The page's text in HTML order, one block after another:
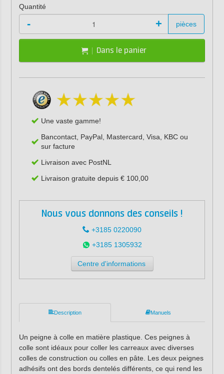
Quantité
- + pièces
Dans le panier
Une vaste gamme!
Bancontact, PayPal, Mastercard, Visa, KBC ou
sur facture
Livraison avec PostNL
Livraison gratuite depuis € 100,00
Nous vous donnons des conseils !
+3185 0220090
+3185 1305932
Centre d'informations
Description Manuels
Un peigne à colle en matière plastique. Ces peignes à
colle sont idéaux pour coller les carreaux avec diverses
colles de construction ou colles en pâte. Les deux peignes
adhésifs ont des bords dentelés différents, ce qui rend les